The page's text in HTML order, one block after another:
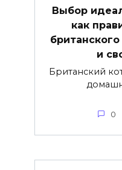
Выбор
как
и
Британский
0